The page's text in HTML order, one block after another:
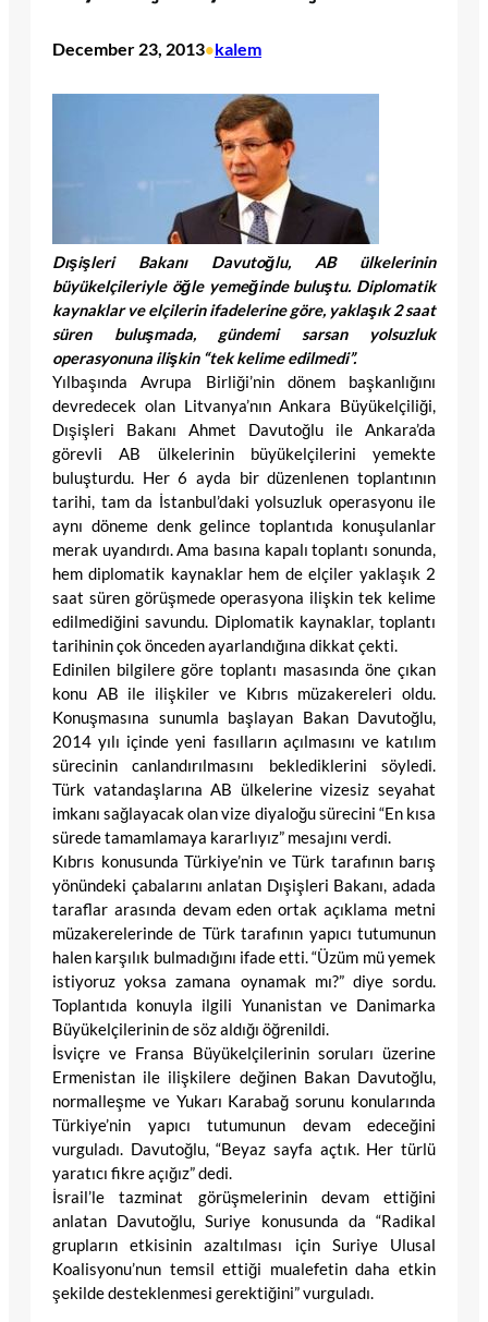
December 23, 2013•kalem
Dışişleri Bakanı Davutoğlu, AB ülkelerinin
büyükelçileriyle öğle yemeğinde buluştu. Diplomatik
kaynaklar ve elçilerin ifadelerine göre, yaklaşık 2 saat
süren buluşmada, gündemi sarsan yolsuzluk
operasyonuna ilişkin “tek kelime edilmedi”.
Yılbaşında Avrupa Birliği’nin dönem başkanlığını
devredecek olan Litvanya’nın Ankara Büyükelçiliği,
Dışişleri Bakanı Ahmet Davutoğlu ile Ankara’da
görevli AB ülkelerinin büyükelçilerini yemekte
buluşturdu. Her 6 ayda bir düzenlenen toplantının
tarihi, tam da İstanbul’daki yolsuzluk operasyonu ile
aynı döneme denk gelince toplantıda konuşulanlar
merak uyandırdı. Ama basına kapalı toplantı sonunda,
hem diplomatik kaynaklar hem de elçiler yaklaşık 2
saat süren görüşmede operasyona ilişkin tek kelime
edilmediğini savundu. Diplomatik kaynaklar, toplantı
tarihinin çok önceden ayarlandığına dikkat çekti.
Edinilen bilgilere göre toplantı masasında öne çıkan
konu AB ile ilişkiler ve Kıbrıs müzakereleri oldu.
Konuşmasına sunumla başlayan Bakan Davutoğlu,
2014 yılı içinde yeni fasılların açılmasını ve katılım
sürecinin canlandırılmasını beklediklerini söyledi.
Türk vatandaşlarına AB ülkelerine vizesiz seyahat
imkanı sağlayacak olan vize diyaloğu sürecini “En kısa
sürede tamamlamaya kararlıyız” mesajını verdi.
Kıbrıs konusunda Türkiye’nin ve Türk tarafının barış
yönündeki çabalarını anlatan Dışişleri Bakanı, adada
taraflar arasında devam eden ortak açıklama metni
müzakerelerinde de Türk tarafının yapıcı tutumunun
halen karşılık bulmadığını ifade etti. “Üzüm mü yemek
istiyoruz yoksa zamana oynamak mı?” diye sordu.
Toplantıda konuyla ilgili Yunanistan ve Danimarka
Büyükelçilerinin de söz aldığı öğrenildi.
İsviçre ve Fransa Büyükelçilerinin soruları üzerine
Ermenistan ile ilişkilere değinen Bakan Davutoğlu,
normalleşme ve Yukarı Karabağ sorunu konularında
Türkiye’nin yapıcı tutumunun devam edeceğini
vurguladı. Davutoğlu, “Beyaz sayfa açtık. Her türlü
yaratıcı fikre açığız” dedi.
İsrail’le tazminat görüşmelerinin devam ettiğini
anlatan Davutoğlu, Suriye konusunda da “Radikal
grupların etkisinin azaltılması için Suriye Ulusal
Koalisyonu’nun temsil ettiği mualefetin daha etkin
şekilde desteklenmesi gerektiğini” vurguladı.